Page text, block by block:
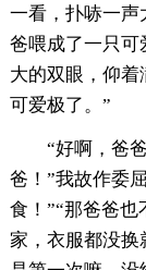
一看，扑哧一声
爸喂成了一只可
大的双眼，仰着
可爱极了。”
“好啊，爸
爸！”我故作委
食！”“那爸爸也
家，衣服都没